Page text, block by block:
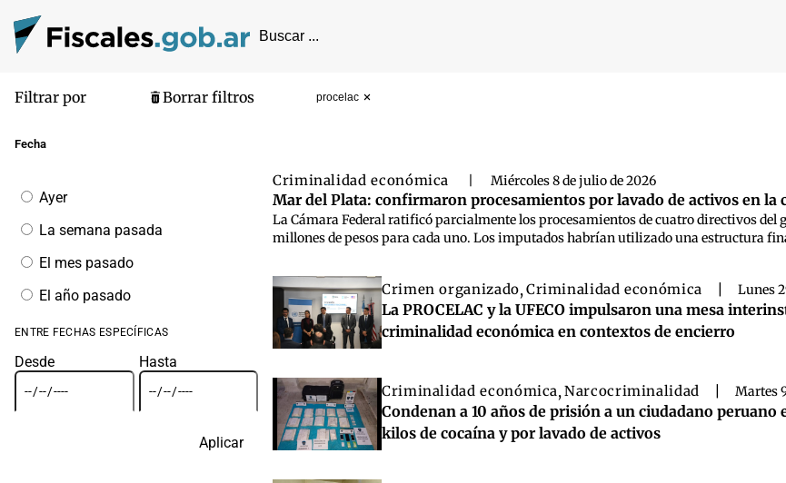
Filtrar por Borrar filtros procelac
Fecha
Filtrar
por
fecha
Ayer
La semana pasada
El mes pasado
El año pasado
ENTRE FECHAS ESPECÍFICAS
Desde Hasta
Aplicar
Criminalidad económica Miércoles 8 de julio de 2026
Mar del Plata: confirmaron procesamientos por lavado de activos en la
La Cámara Federal ratificó parcialmente los procesamientos de cuatro directivos del
millones de pesos para cada uno. Los imputados habrían utilizado una estructura
Crimen organizado,Criminalidad económica Lunes
La PROCELAC y la UFECO impulsaron una mesa
criminalidad económica en contextos de encierro
Criminalidad económica,Narcocriminalidad Martes
Condenan a 10 años de prisión a un ciudadano
kilos de cocaína y por lavado de activos